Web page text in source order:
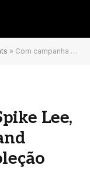
» Com campanha de Spike Lee, Levi’s® e Jordan Brand apresentam nova coleção exclusiva
Lee,